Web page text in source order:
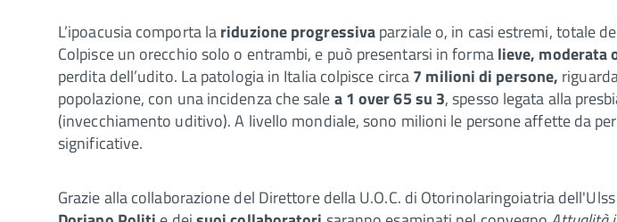
L’ipoacusia comporta lariduzione progressivaparziale o, in casi estremi, totale
Colpisce un orecchio solo o entrambi, e può presentarsi in formalieve, moderata
perdita dell’udito. La patologia in Italia colpisce circa7 milioni di persone,
popolazione, con una incidenza che salea 1 over 65 su 3, spesso legata alla
(invecchiamento uditivo). A livello mondiale, sono milioni le persone affette da
significative.
Grazie alla collaborazione del Direttore della U.O.C. di Otorinolaringoiatria